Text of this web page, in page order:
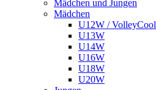
Mädchen und Jungen
Mädchen
U12W / VolleyCool
U13W
U14W
U16W
U18W
U20W